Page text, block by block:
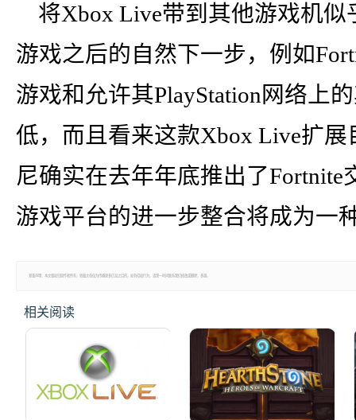
将Xbox Live带到其他游戏机
游戏之后的自然下一步，例如
游戏和允许其PlayStation网络上
低，而且看来这款Xbox Live扩
尼确实在去年年底推出了
游戏平台的进一步整合将成为一
郑重声明：本文版权归原作者所有，转载文章仅为传播更多信息之目的，如有侵权行为，请第一时间联系我们修改或删除，多谢。
相关阅读